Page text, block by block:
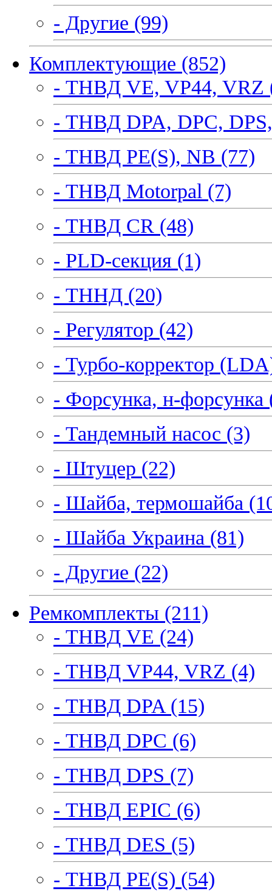
- Другие (99)
Комплектующие (852)
- ТНВД VE, VP44, VRZ
- ТНВД DPA, DPC,
- ТНВД PE(S), NB (77)
- ТНВД Motorpal (7)
- ТНВД CR (48)
- PLD-секция (1)
- ТННД (20)
- Регулятор (42)
- Турбо-корректор
- Форсунка, н-форсунка
- Тандемный насос (3)
- Штуцер (22)
- Шайба, термошайба
- Шайба Украина (81)
- Другие (22)
Ремкомплекты (211)
- ТНВД VE (24)
- ТНВД VP44, VRZ (4)
- ТНВД DPA (15)
- ТНВД DPC (6)
- ТНВД DPS (7)
- ТНВД EPIC (6)
- ТНВД DES (5)
- ТНВД PE(S) (54)